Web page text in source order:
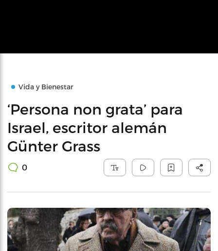
Vida y Bienestar
‘Persona non grata’ para
Israel, escritor alemán
Günter Grass
0